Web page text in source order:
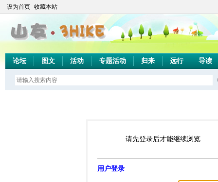
设为首页 收藏本站
论坛 图文 活动 专题活动 归来 远行 导读
请先登录后才能继续浏览
用户登录